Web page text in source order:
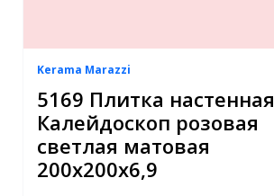
Kerama Marazzi
5169 Плитка настенная
Калейдоскоп розовая
светлая матовая
200х200х6,9